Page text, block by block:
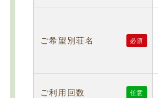
ご希望別荘名
必須
ご利用回数 任意